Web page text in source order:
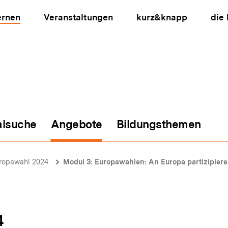
Veranstaltungen kurz&knapp die
Angebote Bildungsthemen
2024 Modul 3: Europawahlen: An Europa